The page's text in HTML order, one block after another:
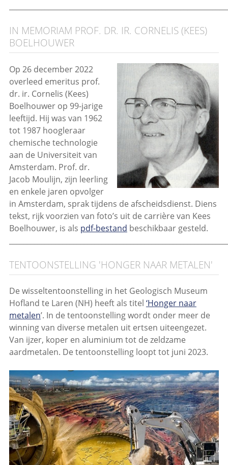
IN MEMORIAM PROF. DR. IR. CORNELIS (KEES)
BOELHOUWER
Op 26 december 2022
overleed emeritus prof.
dr. ir. Cornelis (Kees)
Boelhouwer op 99-jarige
leeftijd. Hij was van 1962
tot 1987 hoogleraar
chemische technologie
aan de Universiteit van
Amsterdam. Prof. dr.
Jacob Moulijn, zijn leerling
en enkele jaren opvolger
in Amsterdam, sprak tijdens de afscheidsdienst. Diens
tekst, rijk voorzien van foto’s uit de carrière van Kees
Boelhouwer, is als pdf-bestand beschikbaar gesteld.
TENTOONSTELLING 'HONGER NAAR METALEN'
De wisseltentoonstelling in het Geologisch Museum
Hofland te Laren (NH) heeft als titel ‘Honger naar
metalen’. In de tentoonstelling wordt onder meer de
winning van diverse metalen uit ertsen uiteengezet.
Van ijzer, koper en aluminium tot de zeldzame
aardmetalen. De tentoonstelling loopt tot juni 2023.